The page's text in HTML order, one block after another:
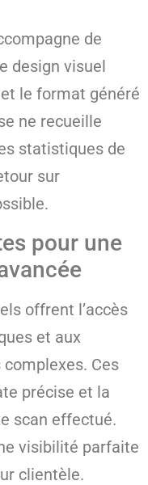
de
design visuel
le format généré
ne recueille
statistiques de
sur
pour une
offrent l’accès
et aux
Ces
précise et la
scan effectué.
visibilité parfaite
clientèle.